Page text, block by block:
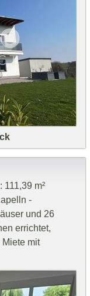
m²
-
und 26
errichtet,
mit